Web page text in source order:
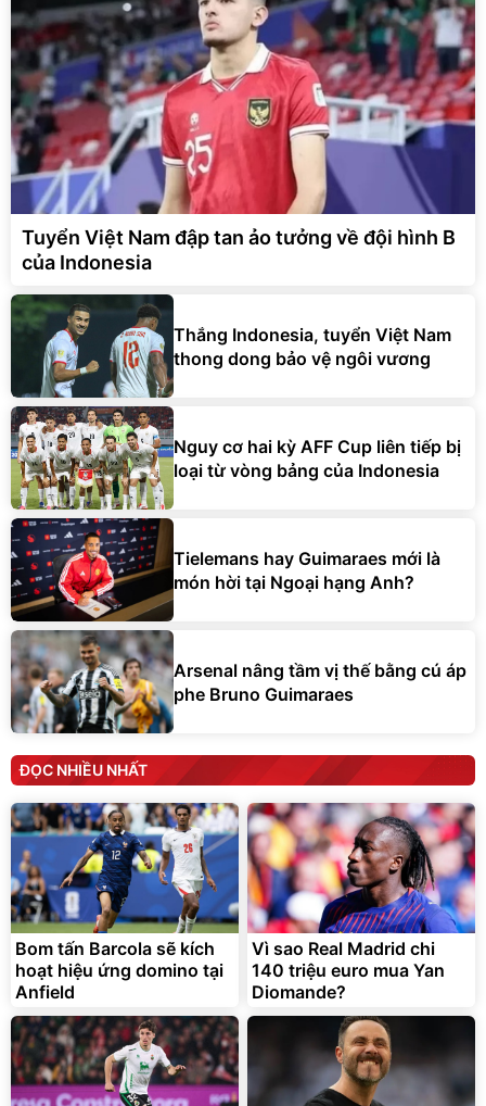
Tuyển Việt Nam đập tan ảo tưởng về đội hình B
của Indonesia
Thắng Indonesia, tuyển Việt Nam
thong dong bảo vệ ngôi vương
Nguy cơ hai kỳ AFF Cup liên tiếp bị
loại từ vòng bảng của Indonesia
Tielemans hay Guimaraes mới là
món hời tại Ngoại hạng Anh?
Arsenal nâng tầm vị thế bằng cú áp
phe Bruno Guimaraes
ĐỌC NHIỀU NHẤT
Bom tấn Barcola sẽ kích
hoạt hiệu ứng domino tại
Anfield
Vì sao Real Madrid chi
140 triệu euro mua Yan
Diomande?